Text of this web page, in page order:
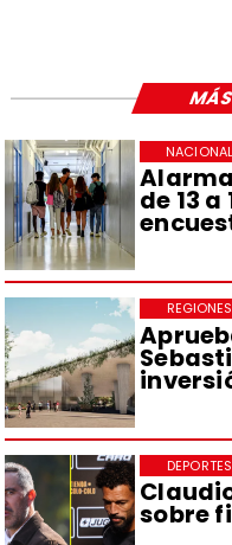
de 13
NACIONAL
REGIONES
sobre
DEPORTES